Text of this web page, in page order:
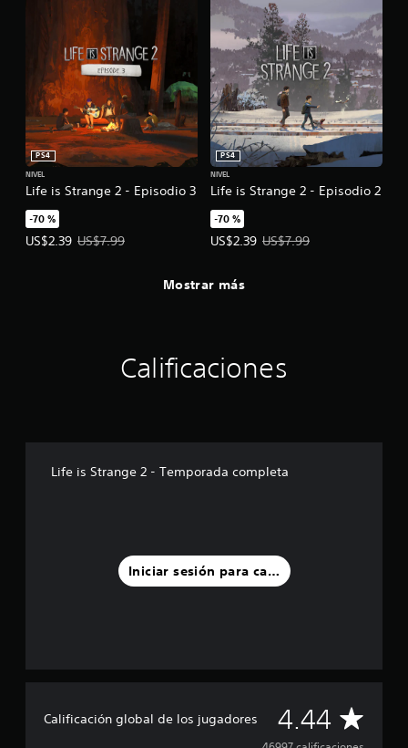
Life is Strange 2 - Episodio 3
PS4
NIVEL
-70 %
US$2.39
Precio de la oferta: US$2.39. Precio original: US$7.99.
US$7.99
Life is Strange 2 - Episodio 2
PS4
NIVEL
-70 %
US$2.39
Precio de la oferta: US$2.39.
US$7.99
Mostrar más
Calificaciones
Life is Strange 2 - Temporada completa
Iniciar sesión para calificar
Calificación global de los jugadores 4.44 C